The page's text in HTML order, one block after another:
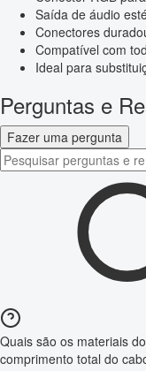
Saída de áudio
Conectores
Compatível com
Ideal para
Perguntas e
Fazer uma pergunta
Quais são os materiais
comprimento total do